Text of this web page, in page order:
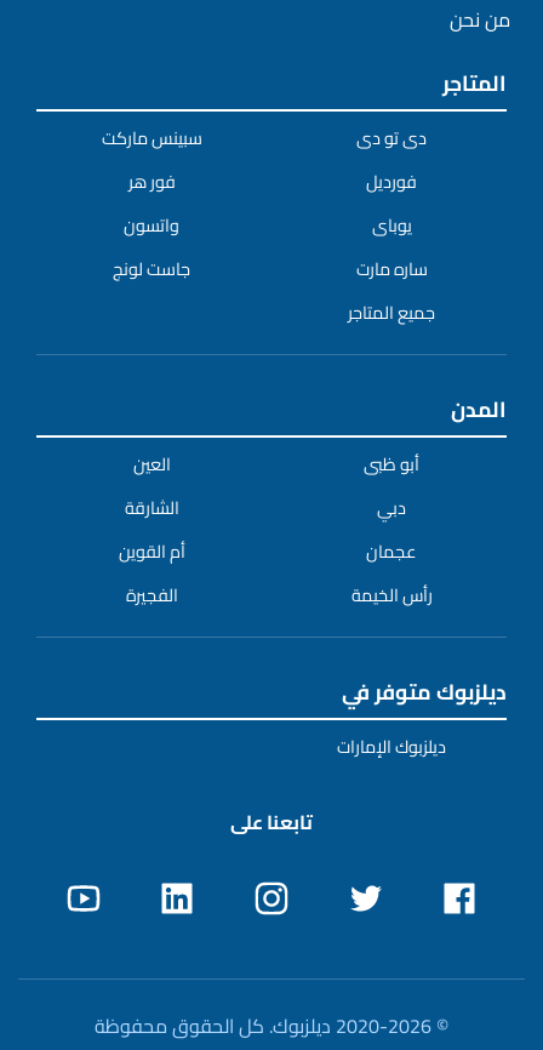
من نحن
المتاجر
دى تو دى
سبينس ماركت
فورديل
فور هر
يوباى
واتسون
ساره مارت
جاست لونج
جميع المتاجر
المدن
أبو ظبى
العين
دبي
الشارقة
عجمان
أم القوين
رأس الخيمة
الفجيرة
ديلزبوك متوفر في
ديلزبوك الإمارات
تابعنا على
© 2020-2026 ديلزبوك. كل الحقوق محفوظة